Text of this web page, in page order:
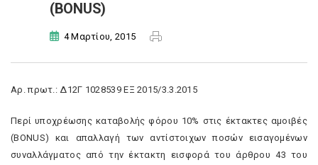
(BONUS)
4 Μαρτίου, 2015
Αρ. πρωτ.: Δ12Γ 1028539 ΕΞ 2015/3.3.2015
Περί υποχρέωσης καταβολής φόρου 10% στις έκτακτες αμοιβές
(BONUS) και απαλλαγή των αντίστοιχων ποσών εισαγομένων
συναλλάγματος από την έκτακτη εισφορά του άρθρου 43 του